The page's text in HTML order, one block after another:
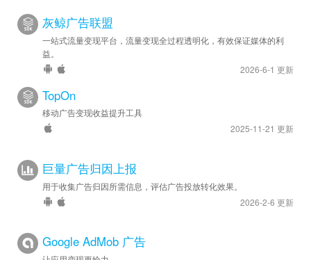
灰鲸广告联盟
一站式流量变现平台，流量变现全过程透明化，有效保证媒体的利
益。
2026-6-1 更新
TopOn
移动广告变现收益提升工具
2025-11-21 更新
巨量广告归因上报
用于收集广告归因所需信息，评估广告投放转化效果。
2026-2-6 更新
Google AdMob 广告